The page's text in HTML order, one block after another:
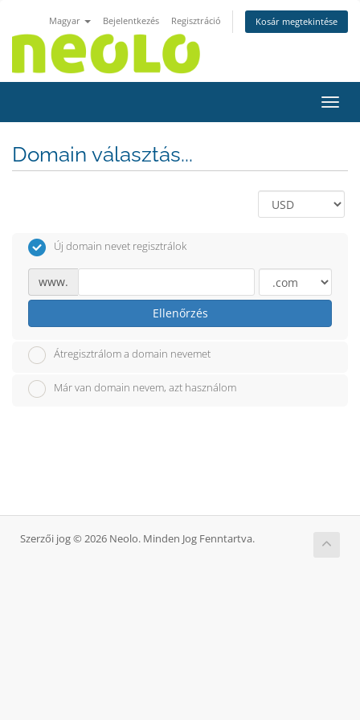
Magyar Bejelentkezés Regisztráció Kosár megtekintése
Domain választás...
Új domain nevet regisztrálok
www.
Ellenőrzés
Átregisztrálom a domain nevemet
Már van domain nevem, azt használom
Szerzői jog © 2026 Neolo. Minden Jog Fenntartva.